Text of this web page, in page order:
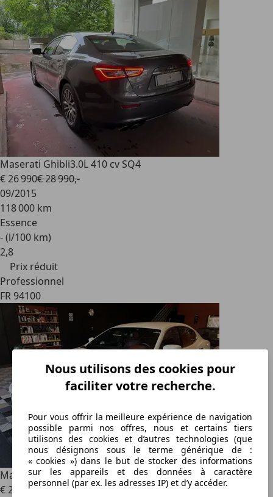
Maserati Ghibli3.0L 410 cv SQ4
€ 26 990€ 28 990,-
09/2015
118 000 km
Essence
- (l/100 km)
2,8
Prix réduit
Professionnel
FR 94100
Maserati Ghibli 3,0 V6 Diesel 275ch
€ 29 900
Nous utilisons des cookies pour
faciliter votre recherche.
Pour vous offrir la meilleure expérience de navigation
possible parmi nos offres, nous et certains tiers
utilisons des cookies et d’autres technologies (que
nous désignons sous le terme générique de :
« cookies ») dans le but de stocker des informations
sur les appareils et des données à caractère
personnel (par ex. les adresses IP) et d’y accéder.